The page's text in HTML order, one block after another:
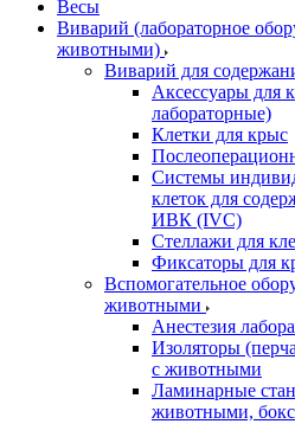
Весы
Виварий (лабораторное
животными)
Виварий для
Аксессуары для
лабораторные)
Клетки для крыс
Системы
клеток для
ИВК (IVC)
Стеллажи для
Фиксаторы для
Вспомогательное
животными
Анестезия
Изоляторы
с животными
Ламинарные
животными,